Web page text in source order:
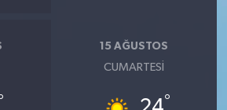
15 AĞUSTOS
CUMARTESI
°